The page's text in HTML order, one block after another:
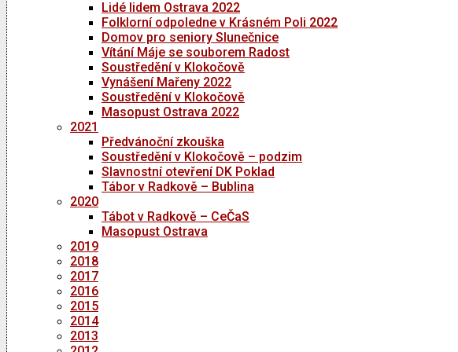
Lidé lidem Ostrava 2022
Folklorní odpoledne v Krásném Poli 2022
Domov pro seniory Slunečnice
Vítání Máje se souborem Radost
Soustředění v Klokočově
Vynášení Mařeny 2022
Soustředění v Klokočově
Masopust Ostrava 2022
2021
Předvánoční zkouška
Soustředění v Klokočově – podzim
Slavnostní otevření DK Poklad
Tábor v Radkově – Bublina
2020
Tábot v Radkově – CeČaS
Masopust Ostrava
2019
2018
2017
2016
2015
2014
2013